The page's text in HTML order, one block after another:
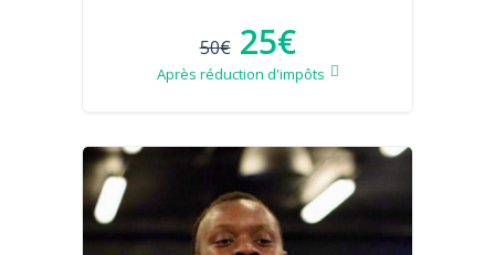
50€ 25€
Après réduction d'impôts